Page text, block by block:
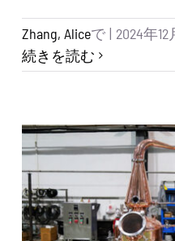
Zhang, Aliceで | 2024年12
続きを読む